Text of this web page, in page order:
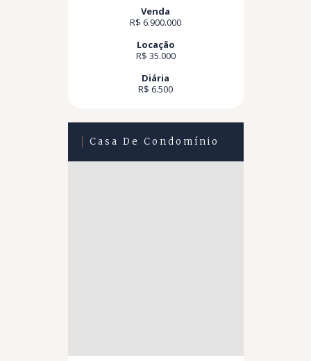
Venda
R$ 6.900.000
Locação
R$ 35.000
Diária
R$ 6.500
Casa De Condomínio